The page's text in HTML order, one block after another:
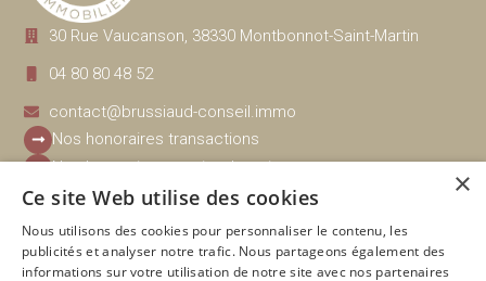
30 Rue Vaucanson, 38330 Montbonnot-Saint-Martin
04 80 80 48 52
contact@brussiaud-conseil.immo
Nos honoraires transactions
Nos honoraires gestion, location
Navigation
Estimation
Nos biens disponibles
Immobilier ancien
×
Ce site Web utilise des cookies
Nous utilisons des cookies pour personnaliser le contenu, les
publicités et analyser notre trafic. Nous partageons également des
informations sur votre utilisation de notre site avec nos partenaires